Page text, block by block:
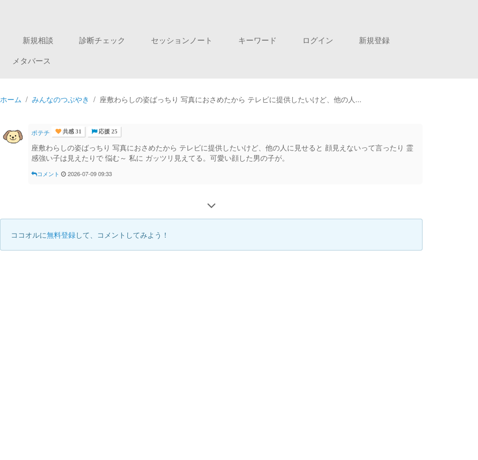
新規相談 診断チェック セッションノート キーワード ログイン
新規登録
メタバース
ホーム みんなのつぶやき 座敷わらしの姿ばっちり 写真におさめたから テレビに提供したいけど、他の人...
ポテチ 共感 31 応援 25
座敷わらしの姿ばっちり 写真におさめたから テレビに提供したいけど、他の人に見せると 顔見えないって言ったり 霊
感強い子は見えたりで 悩む～ 私に ガッツリ見えてる。可愛い顔した男の子が。
コメント 2026-07-09 09:33
ココオルに無料登録して、コメントしてみよう！